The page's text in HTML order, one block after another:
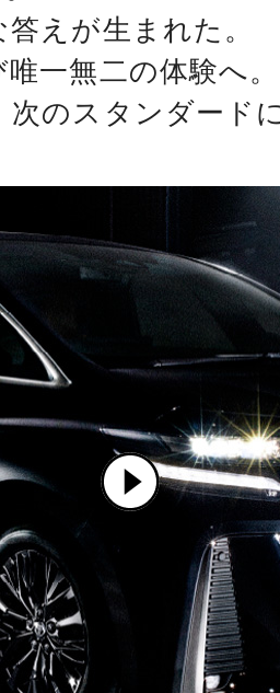
えが生まれた。
一無二の体験へ。
のスタンダード